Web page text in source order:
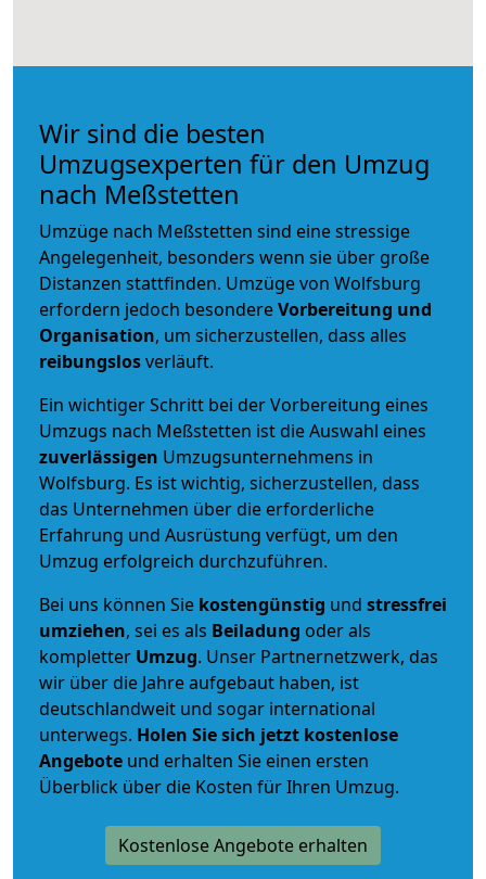
Wir sind die besten
Umzugsexperten für den Umzug
nach Meßstetten
Umzüge nach Meßstetten sind eine stressige
Angelegenheit, besonders wenn sie über große
Distanzen stattfinden. Umzüge von Wolfsburg
erfordern jedoch besondereVorbereitung und
Organisation, um sicherzustellen, dass alles
reibungslosverläuft.
Ein wichtiger Schritt bei der Vorbereitung eines
Umzugs nach Meßstetten ist die Auswahl eines
zuverlässigen Umzugsunternehmens in
Wolfsburg. Es ist wichtig, sicherzustellen, dass
das Unternehmen über die erforderliche
Erfahrung und Ausrüstung verfügt, um den
Umzug erfolgreich durchzuführen.
Bei uns können Sie kostengünstig und stressfrei
umziehen, sei es als Beiladung oder als
kompletter Umzug. Unser Partnernetzwerk, das
wir über die Jahre aufgebaut haben, ist
deutschlandweit und sogar international
unterwegs. Holen Sie sich jetzt kostenlose
Angebote und erhalten Sie einen ersten
Überblick über die Kosten für Ihren Umzug.
Kostenlose Angebote erhalten